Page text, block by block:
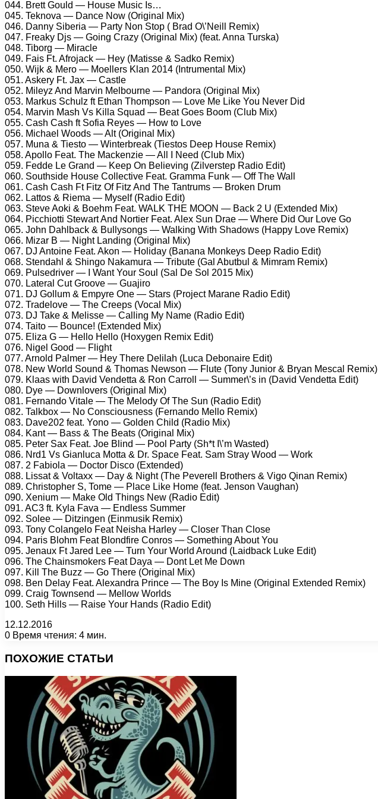
044. Brett Gould — House Music Is…
045. Teknova — Dance Now (Original Mix)
046. Danny Siberia — Party Non Stop ( Brad O\’Neill Remix)
047. Freaky Djs — Going Crazy (Original Mix) (feat. Anna Turska)
048. Tiborg — Miracle
049. Fais Ft. Afrojack — Hey (Matisse & Sadko Remix)
050. Wijk & Mero — Moellers Klan 2014 (Intrumental Mix)
051. Askery Ft. Jax — Castle
052. Mileyz And Marvin Melbourne — Pandora (Original Mix)
053. Markus Schulz ft Ethan Thompson — Love Me Like You Never Did
054. Marvin Mash Vs Killa Squad — Beat Goes Boom (Club Mix)
055. Cash Cash ft Sofia Reyes — How to Love
056. Michael Woods — Alt (Original Mix)
057. Muna & Tiesto — Winterbreak (Tiestos Deep House Remix)
058. Apollo Feat. The Mackenzie — All I Need (Club Mix)
059. Fedde Le Grand — Keep On Believing (Zilverstep Radio Edit)
060. Southside House Collective Feat. Gramma Funk — Off The Wall
061. Cash Cash Ft Fitz Of Fitz And The Tantrums — Broken Drum
062. Lattos & Riema — Myself (Radio Edit)
063. Steve Aoki & Boehm Feat. WALK THE MOON — Back 2 U (Extended Mix)
064. Picchiotti Stewart And Nortier Feat. Alex Sun Drae — Where Did Our Love Go
065. John Dahlback & Bullysongs — Walking With Shadows (Happy Love Remix)
066. Mizar B — Night Landing (Original Mix)
067. DJ Antoine Feat. Akon — Holiday (Banana Monkeys Deep Radio Edit)
068. Stendahl & Shingo Nakamura — Tribute (Gal Abutbul & Mimram Remix)
069. Pulsedriver — I Want Your Soul (Sal De Sol 2015 Mix)
070. Lateral Cut Groove — Guajiro
071. DJ Gollum & Empyre One — Stars (Project Marane Radio Edit)
072. Tradelove — The Creeps (Vocal Mix)
073. DJ Take & Melisse — Calling My Name (Radio Edit)
074. Taito — Bounce! (Extended Mix)
075. Eliza G — Hello Hello (Hoxygen Remix Edit)
076. Nigel Good — Flight
077. Arnold Palmer — Hey There Delilah (Luca Debonaire Edit)
078. New World Sound & Thomas Newson — Flute (Tony Junior & Bryan Mescal Remix)
079. Klaas with David Vendetta & Ron Carroll — Summer\’s in (David Vendetta Edit)
080. Dye — Downlovers (Original Mix)
081. Fernando Vitale — The Melody Of The Sun (Radio Edit)
082. Talkbox — No Consciousness (Fernando Mello Remix)
083. Dave202 feat. Yono — Golden Child (Radio Mix)
084. Kant — Bass & The Beats (Original Mix)
085. Peter Sax Feat. Joe Blind — Pool Party (Sh*t I\’m Wasted)
086. Nrd1 Vs Gianluca Motta & Dr. Space Feat. Sam Stray Wood — Work
087. 2 Fabiola — Doctor Disco (Extended)
088. Lissat & Voltaxx — Day & Night (The Peverell Brothers & Vigo Qinan Remix)
089. Christopher S, Tome — Place Like Home (feat. Jenson Vaughan)
090. Xenium — Make Old Things New (Radio Edit)
091. AC3 ft. Kyla Fava — Endless Summer
092. Solee — Ditzingen (Einmusik Remix)
093. Tony Colangelo Feat Neisha Harley — Closer Than Close
094. Paris Blohm Feat Blondfire Conros — Something About You
095. Jenaux Ft Jared Lee — Turn Your World Around (Laidback Luke Edit)
096. The Chainsmokers Feat Daya — Dont Let Me Down
097. Kill The Buzz — Go There (Original Mix)
098. Ben Delay Feat. Alexandra Prince — The Boy Is Mine (Original Extended Remix)
099. Craig Townsend — Mellow Worlds
100. Seth Hills — Raise Your Hands (Radio Edit)
12.12.2016
0 Время чтения: 4 мин.
ПОХОЖИЕ СТАТЬИ